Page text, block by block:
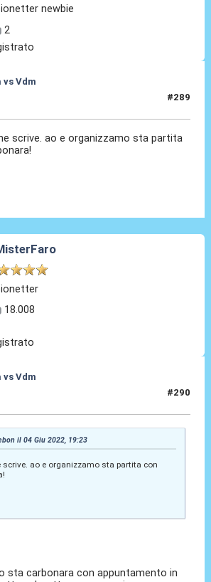
newbie
2
vs Vdm
#289
scrive. ao e organizzamo sta partita
18.008
vs Vdm
#290
il 04 Giu 2022, 19:23
scrive. ao e organizzamo sta partita con
sta carbonara con appuntamento in